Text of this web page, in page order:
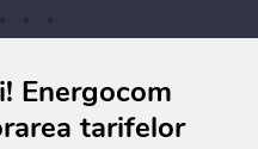
Energocom
tarifelor